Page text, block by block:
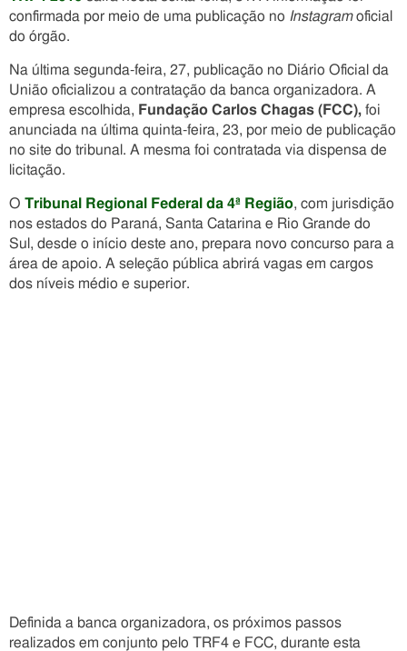
confirmada por meio de uma publicação no Instagramoficial
do órgão.
Na última segunda-feira, 27, publicação no Diário Oficial da
União oficializou a contratação da banca organizadora. A
empresa escolhida, Fundação Carlos Chagas (FCC), foi
anunciada na última quinta-feira, 23, por meio de publicação
no site do tribunal. A mesma foi contratada via dispensa de
licitação.
O Tribunal Regional Federal da 4ª Região, com jurisdição
nos estados do Paraná, Santa Catarina e Rio Grande do
Sul, desde o início deste ano, prepara novo concurso para a
área de apoio. A seleção pública abrirá vagas em cargos
dos níveis médio e superior.
Definida a banca organizadora, os próximos passos
realizados em conjunto pelo TRF4 e FCC, durante esta